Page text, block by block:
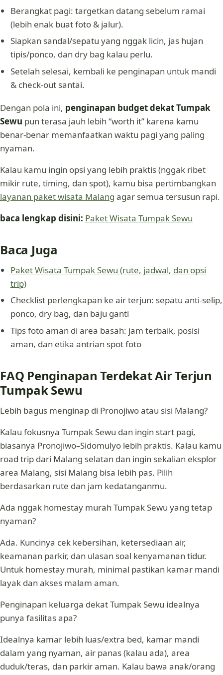
Berangkat pagi: targetkan datang sebelum ramai
(lebih enak buat foto & jalur).
Siapkan sandal/sepatu yang nggak licin, jas hujan
tipis/ponco, dan dry bag kalau perlu.
Setelah selesai, kembali ke penginapan untuk mandi
& check-out santai.
Dengan pola ini, penginapan budget dekat Tumpak
Sewu pun terasa jauh lebih “worth it” karena kamu
benar-benar memanfaatkan waktu pagi yang paling
nyaman.
Kalau kamu ingin opsi yang lebih praktis (nggak ribet
mikir rute, timing, dan spot), kamu bisa pertimbangkan
layanan paket wisata Malang agar semua tersusun rapi.
baca lengkap disini: Paket Wisata Tumpak Sewu
Baca Juga
Paket Wisata Tumpak Sewu (rute, jadwal, dan opsi
trip)
Checklist perlengkapan ke air terjun: sepatu anti-selip,
ponco, dry bag, dan baju ganti
Tips foto aman di area basah: jam terbaik, posisi
aman, dan etika antrian spot foto
FAQ Penginapan Terdekat Air Terjun
Tumpak Sewu
Lebih bagus menginap di Pronojiwo atau sisi Malang?
Kalau fokusnya Tumpak Sewu dan ingin start pagi,
biasanya Pronojiwo–Sidomulyo lebih praktis. Kalau kamu
road trip dari Malang selatan dan ingin sekalian eksplor
area Malang, sisi Malang bisa lebih pas. Pilih
berdasarkan rute dan jam kedatanganmu.
Ada nggak homestay murah Tumpak Sewu yang tetap
nyaman?
Ada. Kuncinya cek kebersihan, ketersediaan air,
keamanan parkir, dan ulasan soal kenyamanan tidur.
Untuk homestay murah, minimal pastikan kamar mandi
layak dan akses malam aman.
Penginapan keluarga dekat Tumpak Sewu idealnya
punya fasilitas apa?
Idealnya kamar lebih luas/extra bed, kamar mandi
dalam yang nyaman, air panas (kalau ada), area
duduk/teras, dan parkir aman. Kalau bawa anak/orang